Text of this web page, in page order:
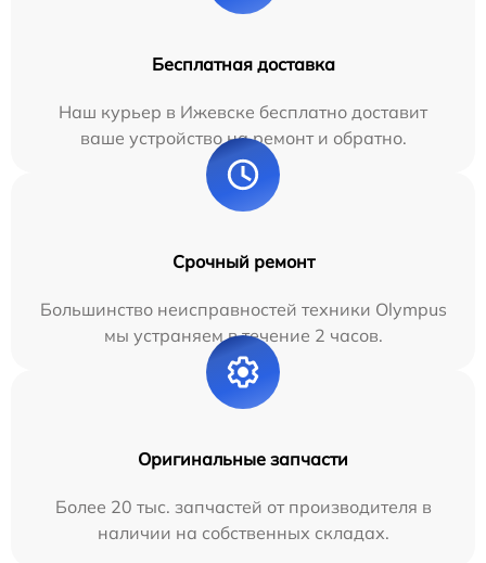
Бесплатная доставка
Наш курьер в Ижевске бесплатно доставит
ваше устройство на ремонт и обратно.
Срочный ремонт
Большинство неисправностей техники Olympus
мы устраняем в течение 2 часов.
Оригинальные запчасти
Более 20 тыс. запчастей от производителя в
наличии на собственных складах.